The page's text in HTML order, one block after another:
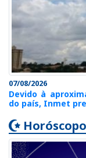
07/08/2026
Devido à
do país, Inmet
Horóscopo